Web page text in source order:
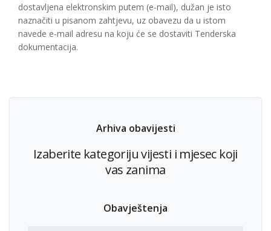
dostavljena elektronskim putem (e-mail), dužan je isto
naznačiti u pisanom zahtjevu, uz obavezu da u istom
navede e-mail adresu na koju će se dostaviti Tenderska
dokumentacija.
Arhiva obavijesti
Izaberite kategoriju vijesti i mjesec koji
vas zanima
Obavještenja